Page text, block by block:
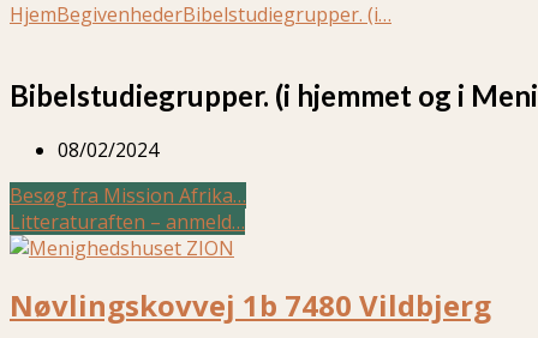
HjemBegivenhederBibelstudiegrupper. (i…
Bibelstudiegrupper. (i hjemmet og i
08/02/2024
Besøg fra Mission Afrika…
Litteraturaften – anmeld…
Nøvlingskovvej 1b 7480 Vildbjerg